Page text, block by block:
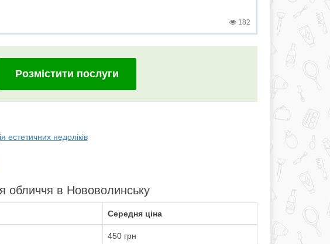
182
Розмістити послуги
недоліків
обличчя в Нововолинську
Середня ціна
450 грн